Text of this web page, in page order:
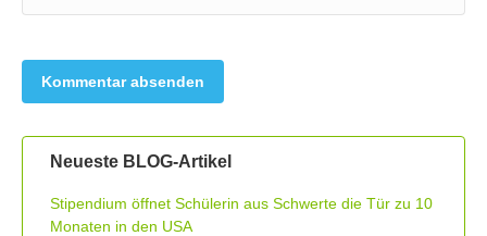
Neueste BLOG-Artikel
Stipendium öffnet Schülerin aus Schwerte die Tür zu 10
Monaten in den USA